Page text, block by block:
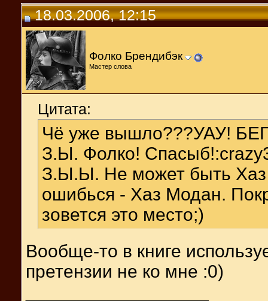
18.03.2006, 12:15
Фолко Брендибэк
Мастер слова
Цитата:
Чё уже вышло???УАУ!
З.Ы. Фолко!
З.Ы.Ы. Не может быть Хаз
ошибься - Хаз Модан.
зовется это место;)
Вообще-то в книге
претензии не ко мне :0)